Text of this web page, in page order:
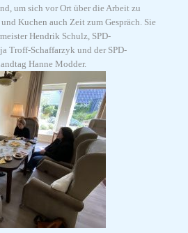
um sich vor Ort über die Arbeit zu
Kuchen auch Zeit zum Gespräch. Sie
Hendrik Schulz, SPD-
Troff-Schaffarzyk und der SPD-
Hanne Modder.